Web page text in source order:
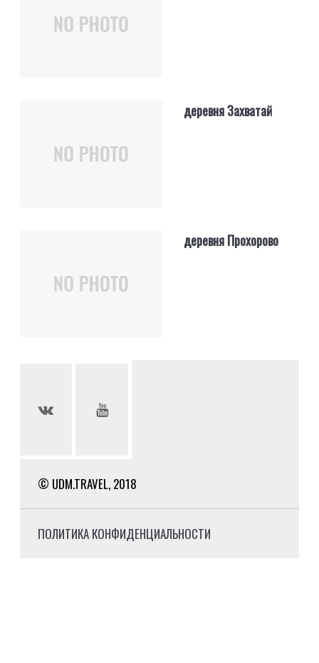
деревня Захватай
деревня Прохорово
© UDM.TRAVEL, 2018
ПОЛИТИКА КОНФИДЕНЦИАЛЬНОСТИ